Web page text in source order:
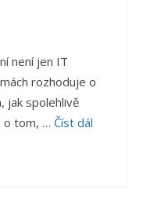
není jen IT
rozhoduje o
jak spolehlivě
o tom, … Číst dál